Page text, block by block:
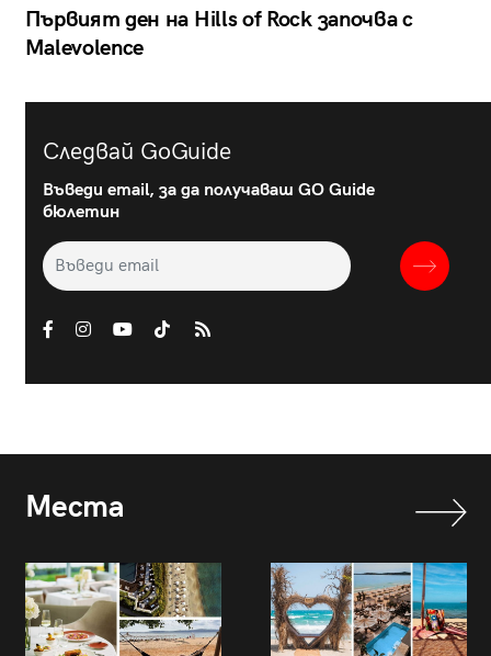
Първият ден на Hills of Rock започва с
Malevolence
Следвай GoGuide
Въведи email, за да получаваш GO Guide
бюлетин
Места